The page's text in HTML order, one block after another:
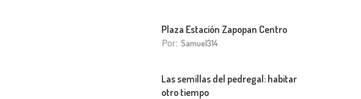
Plaza Estación Zapopan Centro
Por: Samuel314
Las semillas del pedregal: habitar
otro tiempo